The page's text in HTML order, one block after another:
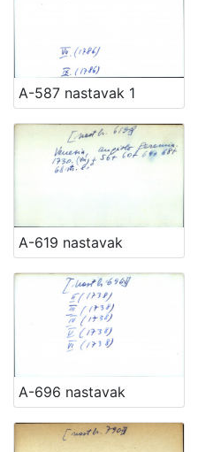
A-587 nastavak 1
A-619 nastavak
A-696 nastavak